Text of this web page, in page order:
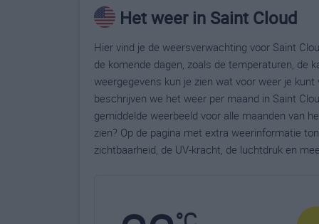
Het weer in Saint Cloud
Hier vind je de weersverwachting voor Saint
de komende dagen, zoals de temperaturen, de
weergegevens kun je zien wat voor weer je
beschrijven we het weer per maand in Saint
gemiddelde weerbeeld voor alle maanden van
zien? Op de pagina met extra weerinformatie
zichtbaarheid, de UV-kracht, de luchtdruk en